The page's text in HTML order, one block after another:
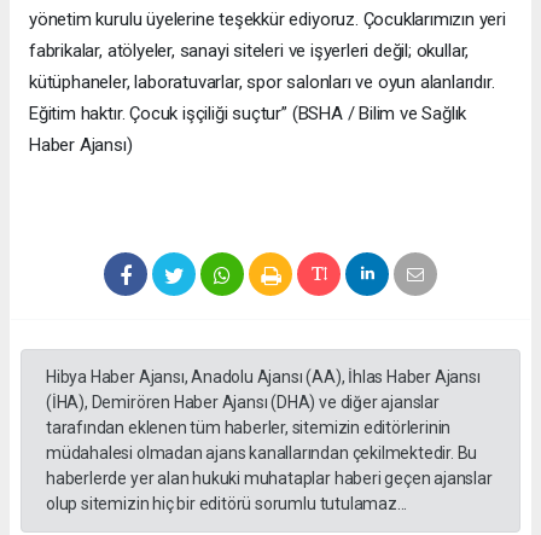
yönetim kurulu üyelerine teşekkür ediyoruz. Çocuklarımızın yeri
fabrikalar, atölyeler, sanayi siteleri ve işyerleri değil; okullar,
kütüphaneler, laboratuvarlar, spor salonları ve oyun alanlarıdır.
Eğitim haktır. Çocuk işçiliği suçtur” (BSHA / Bilim ve Sağlık
Haber Ajansı)
Hibya Haber Ajansı, Anadolu Ajansı (AA), İhlas Haber Ajansı
(İHA), Demirören Haber Ajansı (DHA) ve diğer ajanslar
tarafından eklenen tüm haberler, sitemizin editörlerinin
müdahalesi olmadan ajans kanallarından çekilmektedir. Bu
haberlerde yer alan hukuki muhataplar haberi geçen ajanslar
olup sitemizin hiç bir editörü sorumlu tutulamaz...